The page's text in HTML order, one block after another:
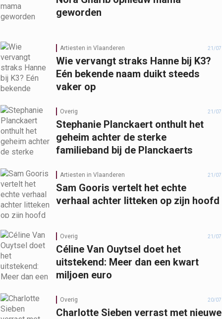
geworden
Artiesten in Vlaanderen 21/07
Wie vervangt straks Hanne bij K3?
Eén bekende naam duikt steeds
vaker op
Overig 21/07
Stephanie Planckaert onthult het
geheim achter de sterke
familieband bij de Planckaerts
Artiesten in Vlaanderen 21/07
Sam Gooris vertelt het echte
verhaal achter litteken op zijn hoofd
Overig 21/07
Céline Van Ouytsel doet het
uitstekend: Meer dan een kwart
miljoen euro
Overig 20/07
Charlotte Sieben verrast met nieuwe